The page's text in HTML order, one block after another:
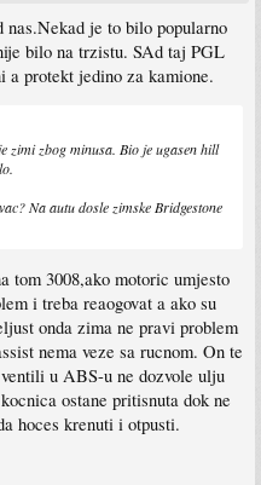
je to bilo popularno
bilo na trzistu. SAd taj PGL
a protekt jedino za kamione.
zimi zbog minusa. Bio je ugasen hill
Na autu dosle zimske Bridgestone
tom 3008,ako motoric umjesto
i treba reaogovat a ako su
onda zima ne pravi problem
nema veze sa rucnom. On te
u ABS-u ne dozvole ulju
ostane pritisnuta dok ne
hoces krenuti i otpusti.